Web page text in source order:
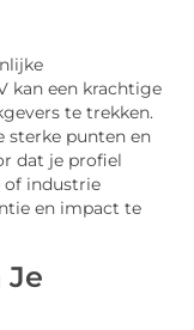
kan een krachtige
te trekken.
sterke punten en
dat je profiel
of industrie
en impact te
Je